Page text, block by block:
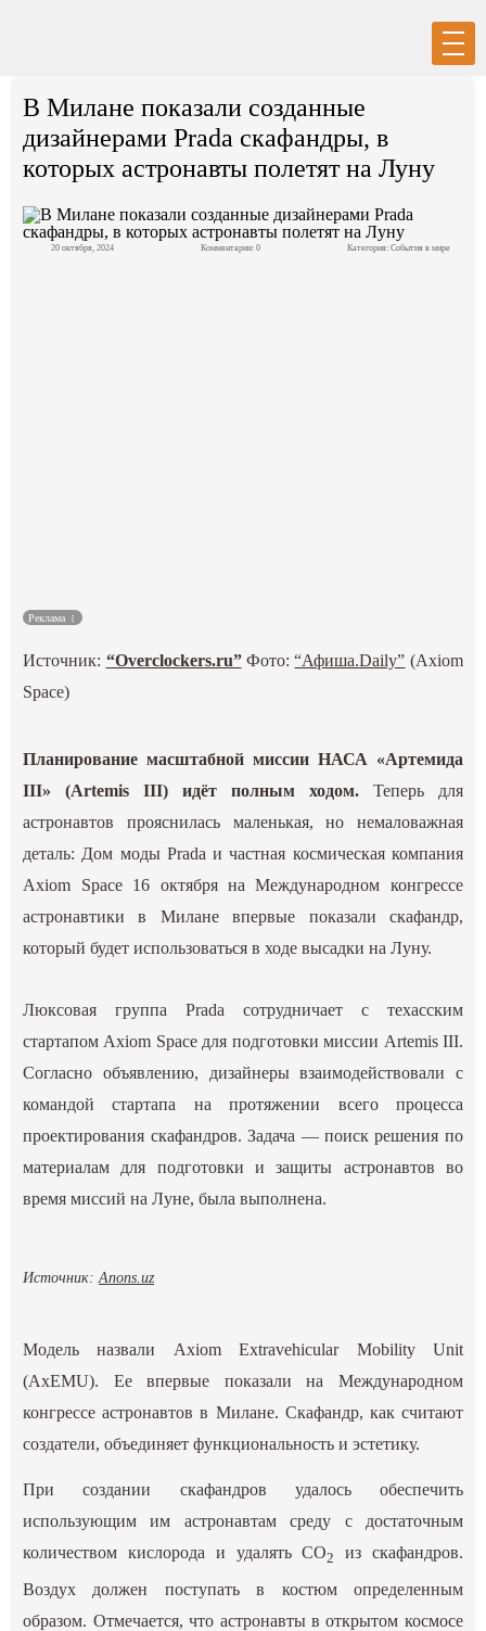
Политика
В Милане показали созданные
дизайнерами Prada скафандры, в
которых астронавты полетят на Луну
20 октября, 2024 Комментарии: 0 Категория: События в мире
Реклама
Источник: “Overclockers.ru”Фото:“Афиша.Daily” (Axiom
Space)
Планирование масштабной миссии НАСА «Артемида
III» (Artemis III) идёт полным ходом. Теперь для
астронавтов прояснилась маленькая, но немаловажная
деталь: Дом моды Prada и частная космическая компания
Axiom Space 16 октября на Международном конгрессе
астронавтики в Милане впервые показали скафандр,
который будет использоваться в ходе высадки на Луну.
Люксовая группа Prada сотрудничает с техасским
стартапом Axiom Space для подготовки миссии Artemis III.
Согласно объявлению, дизайнеры взаимодействовали с
командой стартапа на протяжении всего процесса
проектирования скафандров. Задача — поиск решения по
материалам для подготовки и защиты астронавтов во
время миссий на Луне, была выполнена.
Источник:Anons.uz
Модель назвали Axiom Extravehicular Mobility Unit
(AxEMU). Ее впервые показали на Международном
конгрессе астронавтов в Милане. Скафандр, как считают
создатели, объединяет функциональность и эстетику.
При создании скафандров удалось обеспечить
использующим им астронавтам среду с достаточным
количеством кислорода и удалять CO2 из скафандров.
Воздух должен поступать в костюм определенным
образом. Отмечается, что астронавты в открытом космосе